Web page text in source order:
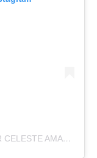
UNA PUBLICACIÓN COMPARTIDA POR CELESTE AMARILLA DE BOCCIA (@CELESTESENADORA)